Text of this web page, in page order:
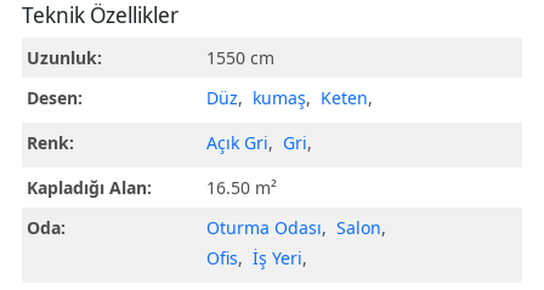
Teknik Özellikler
Uzunluk:
1550 cm
Desen:
Düz, kumaş, Keten,
Renk:
Açık Gri, Gri,
Kapladığı Alan:
16.50 m²
Oda:
Oturma Odası, Salon,
Ofis, İş Yeri,